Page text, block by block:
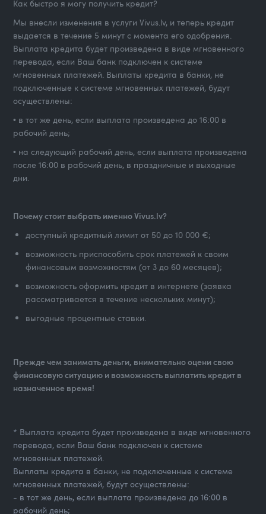
Как быстро я могу получить кредит?
Мы внесли изменения в услуги Vivus.lv, и теперь кредит
выдается в течение 5 минут с момента его одобрения.
Выплата кредита будет произведена в виде мгновенного
перевода, если Ваш банк подключен к системе
мгновенных платежей. Выплаты кредита в банки, не
подключенные к системе мгновенных платежей, будут
осуществлены:
• в тот же день, если выплата произведена до 16:00 в
рабочий день;
• на следующий рабочий день, если выплата произведена
после 16:00 в рабочий день, в праздничные и выходные
дни.
Почему стоит выбрать именно Vivus.lv?
доступный кредитный лимит от 50 до 10 000 €;
возможность приспособить срок платежей к своим
финансовым возможностям (от 3 до 60 месяцев);
возможность оформить кредит в интернете (заявка
рассматривается в течение нескольких минут);
выгодные процентные ставки.
Прежде чем занимать деньги, внимательно оцени свою
финансовую ситуацию и возможность выплатить кредит в
назначенное время!
* Выплата кредита будет произведена в виде мгновенного
перевода, если Ваш банк подключен к системе
мгновенных платежей.
Выплаты кредита в банки, не подключенные к системе
мгновенных платежей, будут осуществлены:
- в тот же день, если выплата произведена до 16:00 в
рабочий день;